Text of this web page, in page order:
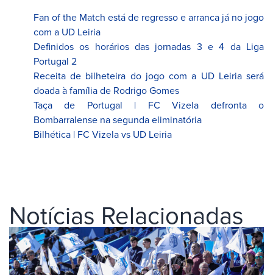
Fan of the Match está de regresso e arranca já no jogo
com a UD Leiria
Definidos os horários das jornadas 3 e 4 da Liga
Portugal 2
Receita de bilheteira do jogo com a UD Leiria será
doada à família de Rodrigo Gomes
Taça de Portugal | FC Vizela defronta o
Bombarralense na segunda eliminatória
Bilhética | FC Vizela vs UD Leiria
Notícias Relacionadas